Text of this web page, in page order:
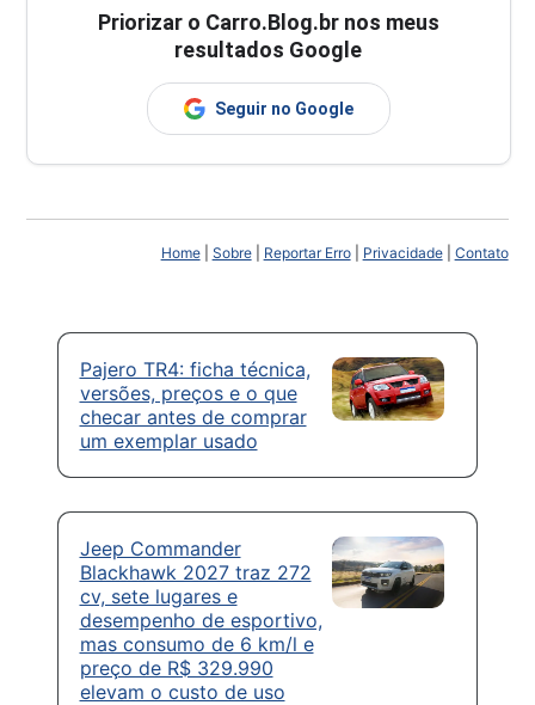
Priorizar o Carro.Blog.br nos meus
resultados Google
Seguir no Google
Home| Sobre| Reportar Erro| Privacidade| Contato
Pajero TR4: ficha técnica,
versões, preços e o que
checar antes de comprar
um exemplar usado
Jeep Commander
Blackhawk 2027 traz 272
cv, sete lugares e
desempenho de esportivo,
mas consumo de 6 km/l e
preço de R$ 329.990
elevam o custo de uso